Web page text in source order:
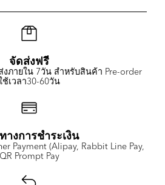
จัดส่งฟรี
ภายใน 7วัน สำหรับสินค้า Pre-order
ช้เวลา30-60วัน
างการชำระเงิน
Payment (Alipay, Rabbit Line Pay,
QR Prompt Pay